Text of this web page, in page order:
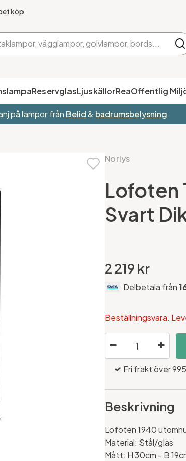
köp
ReservglasLjuskällorReaOffentlig
på lampor från Belid& badrumsbelysning
Norlys
Lofoten
Svart
2 219 kr
Delbetala från
Beställningsvara.
Fri frakt över
Beskrivning
Lofoten 1940
Material: Stål/glas
Mått: H 30cm - B